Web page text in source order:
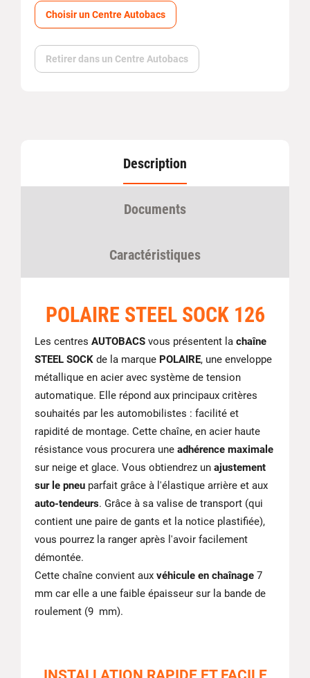
Choisir un Centre Autobacs
Retirer dans un Centre Autobacs
Description
Documents
Caractéristiques
POLAIRE STEEL SOCK 126
Les centres AUTOBACS vous présentent la chaîne
STEEL SOCK de la marque POLAIRE, une enveloppe
métallique en acier avec système de tension
automatique. Elle répond aux principaux critères
souhaités par les automobilistes : facilité et
rapidité de montage. Cette chaîne, en acier haute
résistance vous procurera une adhérence maximale
sur neige et glace. Vous obtiendrez un ajustement
sur le pneu parfait grâce à l'élastique arrière et aux
auto-tendeurs. Grâce à sa valise de transport (qui
contient une paire de gants et la notice plastifiée),
vous pourrez la ranger après l'avoir facilement
démontée.
Cette chaîne convient aux véhicule en chaînage 7
mm car elle a une faible épaisseur sur la bande de
roulement (9 mm).